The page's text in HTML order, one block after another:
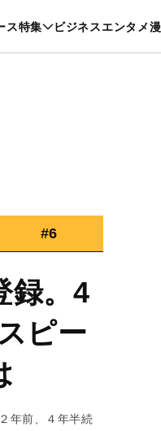
ス特集 ビジネスエンタメ
ヘルスケア 美容 グルメ
#6
録。4
ピー
年前、４年半続